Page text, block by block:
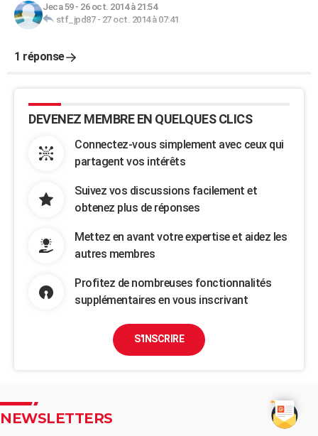
Jeca 59- 26 oct. 2014 à 21:54
stf_jpd87- 27 oct. 2014 à 07:41
1 réponse
DEVENEZ MEMBRE EN QUELQUES CLICS
Connectez-vous simplement avec ceux qui
partagent vos intérêts
Suivez vos discussions facilement et
obtenez plus de réponses
Mettez en avant votre expertise et aidez les
autres membres
Profitez de nombreuses fonctionnalités
supplémentaires en vous inscrivant
S'INSCRIRE
NEWSLETTERS